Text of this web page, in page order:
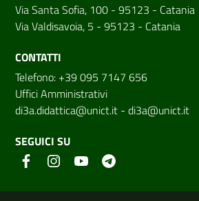
Via Santa Sofia, 100 - 95123 - Catania
Via Valdisavoia, 5 - 95123 - Catania
CONTATTI
Telefono: +39 095 7147 656
Uffici Amministrativi
di3a.didattica@unict.it - di3a@unict.it
SEGUICI SU